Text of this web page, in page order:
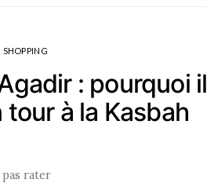
SHOPPING
: pourquoi il
à la Kasbah
pas rater